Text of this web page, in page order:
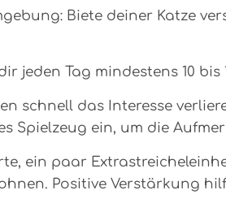
Biete deiner Katze
jeden Tag mindestens 10
schnell das Interesse
Spielzeug ein, um die
ein paar
Positive Verstärkung